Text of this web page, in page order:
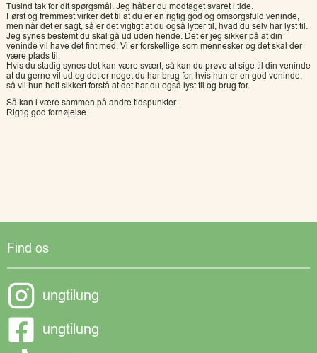
Tusind tak for dit spørgsmål. Jeg håber du modtaget svaret i tide.
Først og fremmest virker det til at du er en rigtig god og omsorgsfuld veninde,
men når det er sagt, så er det vigtigt at du også lytter til, hvad du selv har lyst til.
Jeg synes bestemt du skal gå ud uden hende. Det er jeg sikker på at din
veninde vil have det fint med. Vi er forskellige som mennesker og det skal der
være plads til.
Hvis du stadig synes det kan være svært, så kan du prøve at sige til din veninde
at du gerne vil ud og det er noget du har brug for, hvis hun er en god veninde,
så vil hun helt sikkert forstå at det har du også lyst til og brug for.
Så kan i være sammen på andre tidspunkter.
Rigtig god fornøjelse.
Find os
ungtilung
ungtilung